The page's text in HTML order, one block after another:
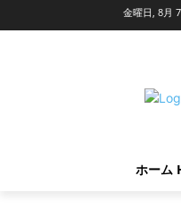
金曜日, 8月
ホーム